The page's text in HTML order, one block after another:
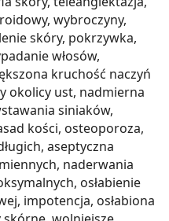
wybroczyny,
skóry, pokrzywka,
włosów,
kruchość naczyń
okolicy ust, nadmierna
siniaków,
kości, osteoporoza,
aseptyczna
naderwania
osłabienie
impotencja, osłabiona